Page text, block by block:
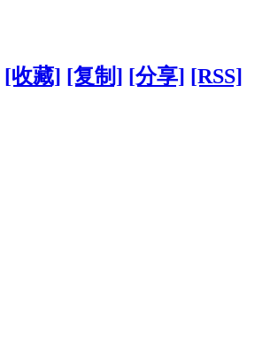
[收藏] [复制] [分享] [RSS]